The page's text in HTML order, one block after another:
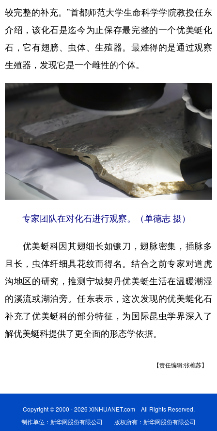
较完整的补充。”首都师范大学生命科学学院教授任东
介绍，该化石是迄今为止保存最完整的一个优美蜓化
石，它有翅膀、虫体、生殖器。最难得的是通过观察
生殖器，发现它是一个雌性的个体。
专家团队在对化石进行观察。（单德志 摄）
优美蜓科因其翅细长如镰刀，翅脉密集，插脉多
且长，虫体纤细具花纹而得名。结合之前专家对道虎
沟地区的研究，推测宁城契丹优美蜓生活在温暖潮湿
的溪流或湖泊旁。任东表示，这次发现的优美蜓化石
补充了优美蜓科的部分特征，为国际昆虫学界深入了
解优美蜓科提供了更全面的形态学依据。
【责任编辑:张樵苏】
Copyright © 2000 - 2026 XINHUANET.com All Rights Reserved.
制作单位：新华网股份有限公司 版权所有：新华网股份有限公司